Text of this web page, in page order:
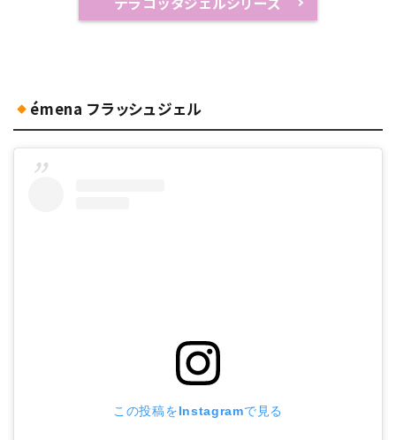
émena フラッシュジェル
この投稿をInstagramで見る